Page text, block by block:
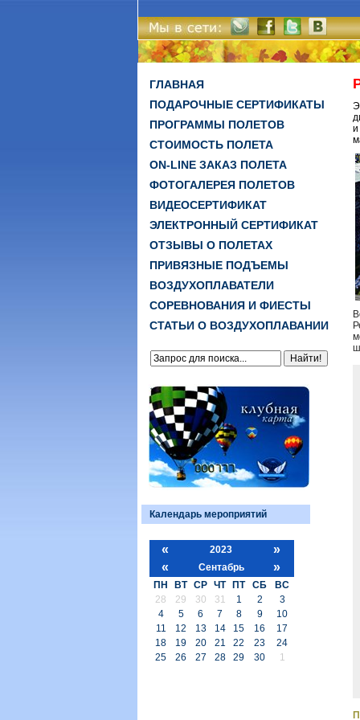
ГЛАВНАЯ
ПОДАРОЧНЫЕ СЕРТИФИКАТЫ
ПРОГРАММЫ ПОЛЕТОВ
СТОИМОСТЬ ПОЛЕТА
ON-LINE ЗАКАЗ ПОЛЕТА
ФОТОГАЛЕРЕЯ ПОЛЕТОВ
ВИДЕОСЕРТИФИКАТ
ЭЛЕКТРОННЫЙ СЕРТИФИКАТ
ОТЗЫВЫ О ПОЛЕТАХ
ПРИВЯЗНЫЕ ПОДЪЕМЫ
ВОЗДУХОПЛАВАТЕЛИ
СОРЕВНОВАНИЯ И ФИЕСТЫ
СТАТЬИ О ВОЗДУХОПЛАВАНИИ
Календарь мероприятий
« 2023
»
«
Сентабрь »
ПН ВТ СР ЧТ ПТ СБ
ВС
28
29 30 31 1 2
3
4
5 6 7 8 9
10
11
12 13 14 15 16
17
18
19 20 21 22 23
24
25
26 27 28 29 30 1
и